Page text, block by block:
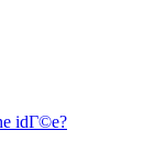
idГ©e?